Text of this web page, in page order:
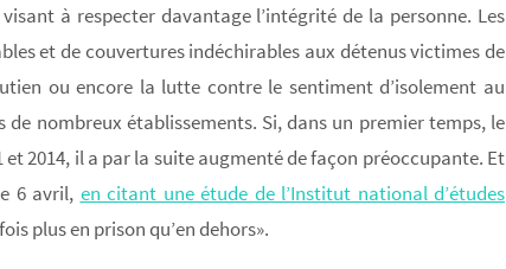
à respecter davantage l’intégrité de la personne. Les
et de couvertures indéchirables aux détenus victimes de
ou encore la lutte contre le sentiment d’isolement au
nombreux établissements. Si, dans un premier temps, le
2014, il a par la suite augmenté de façon préoccupante. Et
6 avril, en citant une étude de l’Institut national d’études
plus en prison qu’en dehors».